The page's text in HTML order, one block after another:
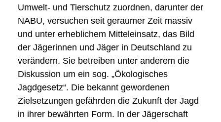
Umwelt- und Tierschutz zuordnen, darunter der
NABU, versuchen seit geraumer Zeit massiv
und unter erheblichem Mitteleinsatz, das Bild
der Jägerinnen und Jäger in Deutschland zu
verändern. Sie betreiben unter anderem die
Diskussion um ein sog. „Ökologisches
Jagdgesetz“. Die bekannt gewordenen
Zielsetzungen gefährden die Zukunft der Jagd
in ihrer bewährten Form. In der Jägerschaft